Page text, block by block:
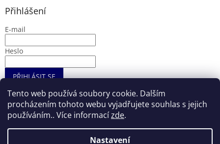
Tento web používá soubory cookie. Dalším
procházením tohoto webu vyjadřujete souhlas s jejich
používáním.. Více informacízde.
Nastavení
Přihlášení
E-mail
Heslo
PŘIHLÁSIT SE
Nová registraceZapomenuté heslo